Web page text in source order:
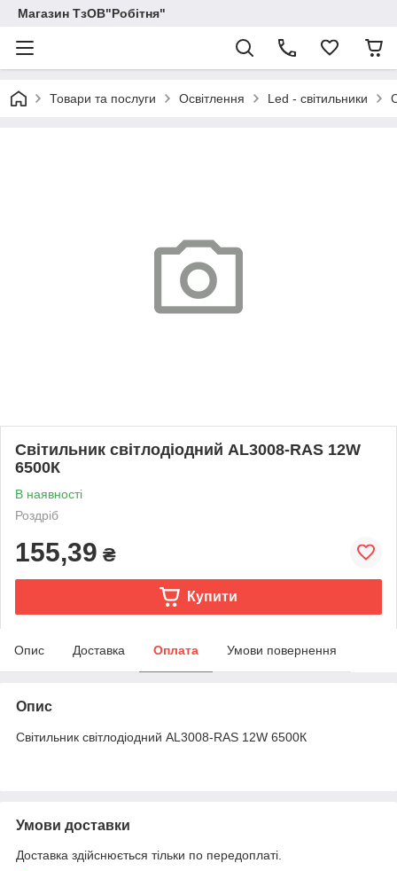
Магазин ТзОВ"Робітня"
Товари та послуги Освітлення Led - світильники
Свiтильник свiтлодiодний AL3008-RAS 12W
6500К
В наявності
Роздріб
155,39 ₴
Купити
Опис Доставка Оплата Умови повернення
Опис
Свiтильник свiтлодiодний AL3008-RAS 12W 6500К
Умови доставки
Доставка здійснюється тільки по передоплаті.